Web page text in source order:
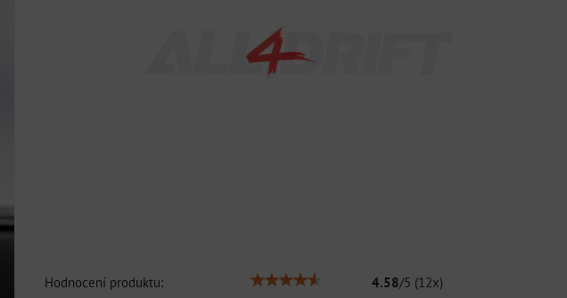
Hodnocení produktu: 4.58/5 (12x)